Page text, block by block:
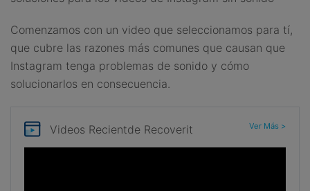
Comenzamos con un video que seleccionamos para tí,
que cubre las razones más comunes que causan que
Instagram tenga problemas de sonido y cómo
solucionarlos en consecuencia.
Videos Recientde Recoverit Ver Más >